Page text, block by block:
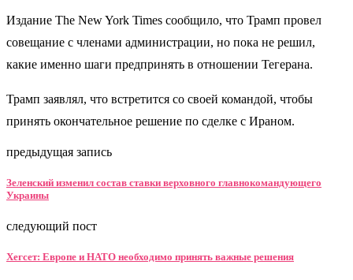
Издание The New York Times сообщило, что Трамп провел
совещание с членами администрации, но пока не решил,
какие именно шаги предпринять в отношении Тегерана.
Трамп заявлял, что встретится со своей командой, чтобы
принять окончательное решение по сделке с Ираном.
предыдущая запись
Зеленский изменил состав ставки верховного главнокомандующего
Украины
следующий пост
Хегсет: Европе и НАТО необходимо принять важные решения